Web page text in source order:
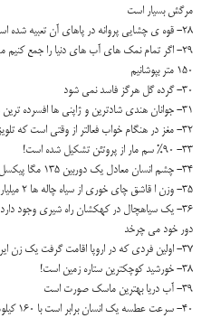
مرگش بسيار است
28- قوه ي چشايي پروانه در پاهاي آن تعبيه شده است
29- اگر تمام نمک هاي آب هاي دنيا را جمع کنيم
150 متر بپوشانيم
30- گرده گل هرگز فاسد نمي شود
31- جوانان هندي شادترين و ژاپني ها افسرده ترين هاي جهان هستند
32- مغز در هنگام خواب فعالتر از وقتي است که تلويزيون مي بينيد
33- %90 سم مار از پروتئن تشکيل شده است!
34- چشم انسان معادل يک دوربين 135 مگا پيکسل عمل مي کند
35- وزن ا قاشق چاي خوري از سياه چاله ها 2 ميليارد تن است
36- يک سياهچال در کهکشان راه شيري وجود دارد که در هر ثانيه 1000 بار به
دور خود مي چرخد
37- اولين فردي که در اروپا اقامت گرفت يک زن ايراني بود و بعد مساله اقامت خارجي ها مطرح شد
38- خورشيد کوچکترين ستاره زمين است!
39- آب دريا بهترين ماسک صورت است
40- سرعت عطسه يک انسان برابر است با 160 کيلومتر در ساعت